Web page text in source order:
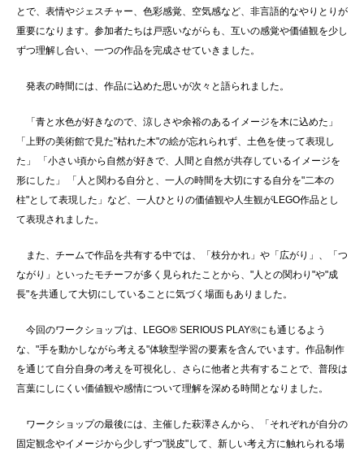
とで、表情やジェスチャー、色彩感覚、空気感など、非言語的なやりとりが
重要になります。参加者たちは戸惑いながらも、互いの感覚や価値観を少し
ずつ理解し合い、一つの作品を完成させていきました。
発表の時間には、作品に込めた思いが次々と語られました。
「青と水色が好きなので、涼しさや余裕のあるイメージを木に込めた」
「上野の美術館で見た"枯れた木"の絵が忘れられず、土色を使って表現し
た」 「小さい頃から自然が好きで、人間と自然が共存しているイメージを
形にした」 「人と関わる自分と、一人の時間を大切にする自分を"二本の
柱"として表現した」など、一人ひとりの価値観や人生観がLEGO作品とし
て表現されました。
また、チームで作品を共有する中では、「枝分かれ」や「広がり」、「つ
ながり」といったモチーフが多く見られたことから、"人との関わり"や"成
長"を共通して大切にしていることに気づく場面もありました。
今回のワークショップは、LEGO® SERIOUS PLAY®にも通じるよう
な、"手を動かしながら考える"体験型学習の要素を含んでいます。作品制作
を通じて自分自身の考えを可視化し、さらに他者と共有することで、普段は
言葉にしにくい価値観や感情について理解を深める時間となりました。
ワークショップの最後には、主催した萩澤さんから、「それぞれが自分の
固定観念やイメージから少しずつ"脱皮"して、新しい考え方に触れられる場